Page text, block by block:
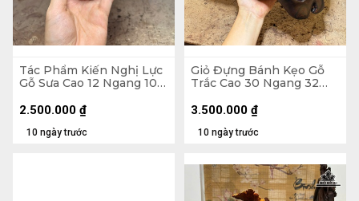
Tác Phẩm Kiến Nghị Lực
Gỗ Sưa Cao 12 Ngang 10
10 ngày trước
2.500.000 ₫
Giỏ Đựng Bánh Kẹo Gỗ
Trắc Cao 30 Ngang 32
10 ngày trước
3.500.000 ₫